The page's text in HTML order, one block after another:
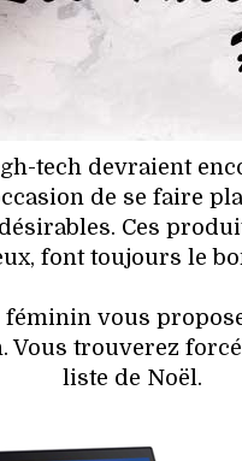
tech devraient
de se faire
Ces
font toujours le
féminin vous
Vous trouverez
liste de Noël.